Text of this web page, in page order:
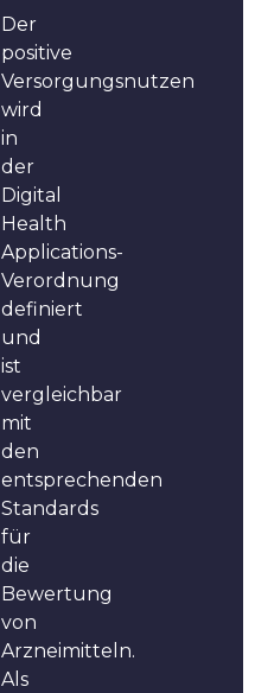
Der
positive
Versorgungsnutzen
wird
in
der
Digital
Health
Applications-
Verordnung
definiert
und
ist
vergleichbar
mit
den
entsprechenden
Standards
für
die
Bewertung
von
Arzneimitteln.
Als